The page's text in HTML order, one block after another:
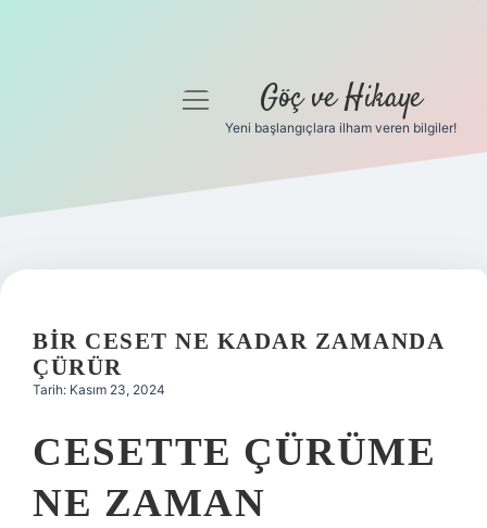
Gizlilik Politikası
Yasal Uyarı
menüyü
Göç ve Hikaye
Yeni başlangıçlara ilham veren bilgiler!
BIR CESET NE KADAR ZAMANDA
ÇÜRÜR
Tarih: Kasım 23, 2024
CESETTE ÇÜRÜME
NE ZAMAN